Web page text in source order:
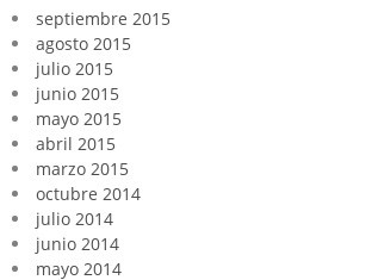
septiembre 2015
agosto 2015
julio 2015
junio 2015
mayo 2015
abril 2015
marzo 2015
octubre 2014
julio 2014
junio 2014
mayo 2014